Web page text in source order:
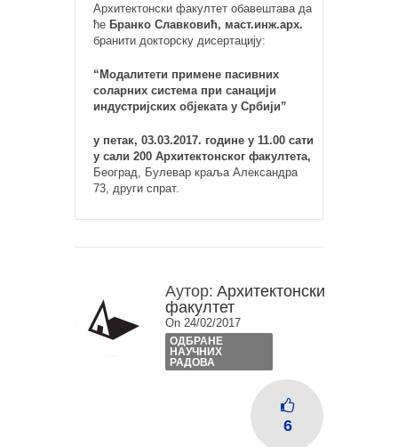
Архитектонски факултет обавештава да
ће Бранко Славковић, маст.инж.арх.
бранити докторску дисертацију:
“Модалитети примене пасивних
соларних система при санацији
индустријских објеката у Србији”
у петак, 03.03.2017. године у 11.00 сати
у сали 200 Архитектонског факултета,
Београд, Булевар краља Александра
73, други спрат.
Аутор: Архитектонски
факултет
On 24/02/2017
ОДБРАНЕ
НАУЧНИХ
РАДОВА
6